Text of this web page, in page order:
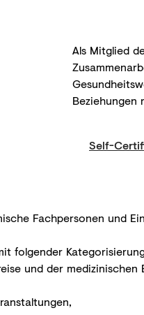
Als Mitglied
Beziehungen
Self-
Fachpersonen und
folgender
und der medizinischen